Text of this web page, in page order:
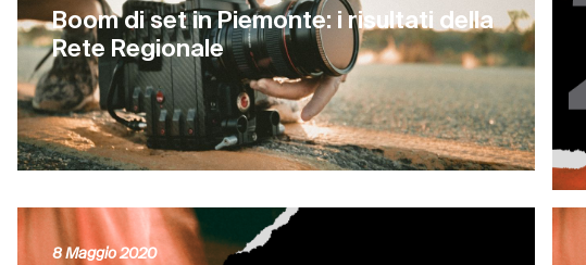
Boom di set in Piemonte: i risultati della
Rete Regionale
8 Maggio 2020